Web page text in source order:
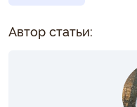
Автор статьи: